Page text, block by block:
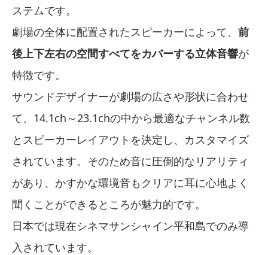
ステムです。
劇場の全体に配置されたスピーカーによって、 前
後上下左右の空間すべてをカバーする立体音響が
特徴です。
サウンドデザイナーが劇場の広さや形状に合わせ
て、14.1ch～23.1chの中から最適なチャンネル数
とスピーカーレイアウトを決定し、カスタマイズ
されています。そのため音に圧倒的なリアリティ
があり、かすかな環境音もクリアに耳に心地よく
聞くことができるところが魅力的です。
日本では現在シネマサンシャイン平和島でのみ導
入されています。